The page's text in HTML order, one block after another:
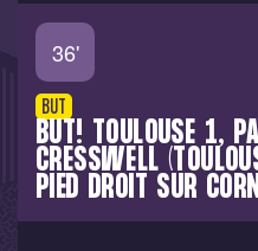
36'
BUT
BUT! TOULOUSE 1,
CRESSWELL
PIED DROIT SUR